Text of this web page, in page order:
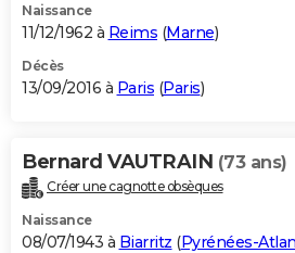
Naissance
11/12/1962 à Reims (Marne)
Décès
13/09/2016 à Paris (Paris)
Bernard VAUTRAIN (73 ans)
Créer une cagnotte obsèques
Naissance
08/07/1943 à Biarritz (Pyrénées-